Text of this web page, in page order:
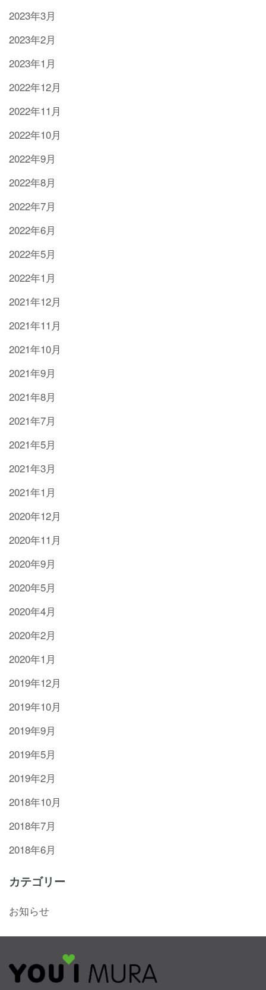
2023年3月
2023年2月
2023年1月
2022年12月
2022年11月
2022年10月
2022年9月
2022年8月
2022年7月
2022年6月
2022年5月
2022年1月
2021年12月
2021年11月
2021年10月
2021年9月
2021年8月
2021年7月
2021年5月
2021年3月
2021年1月
2020年12月
2020年11月
2020年9月
2020年5月
2020年4月
2020年2月
2020年1月
2019年12月
2019年10月
2019年9月
2019年5月
2019年2月
2018年10月
2018年7月
2018年6月
カテゴリー
お知らせ